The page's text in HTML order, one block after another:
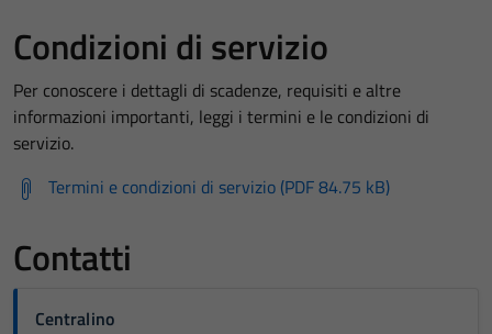
Condizioni di servizio
Per conoscere i dettagli di scadenze, requisiti e altre
informazioni importanti, leggi i termini e le condizioni di
servizio.
Termini e condizioni di servizio (PDF 84.75 kB)
Contatti
Centralino